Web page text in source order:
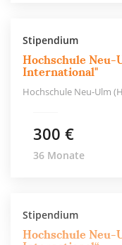
Stipendium
Hochschule Neu-
In­ter­na­tio­nal"
Hochschule Neu-Ulm
300 €
36 Monate
Stipendium
Hochschule Neu-